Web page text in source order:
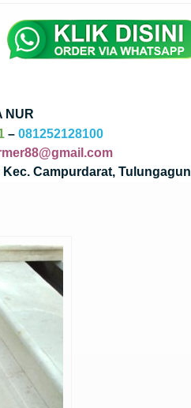
NUR
– 081252128100
Campurdarat,